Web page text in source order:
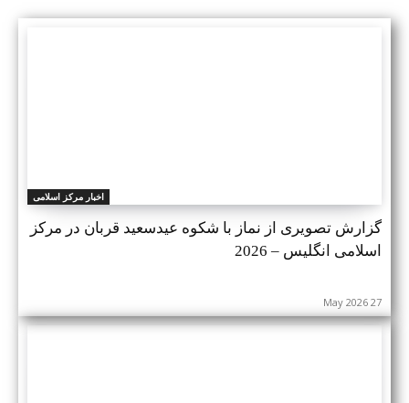
اخبار مرکز اسلامی
گزارش تصویری از نماز با شکوه عیدسعید قربان در مرکز
اسلامی انگلیس – 2026
27 May 2026